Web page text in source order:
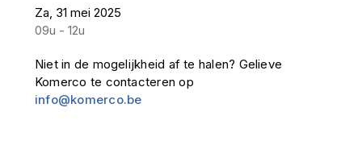
Za, 31 mei 2025
09u - 12u
Niet in de mogelijkheid af te halen? Gelieve
Komerco te contacteren op
info@komerco.be